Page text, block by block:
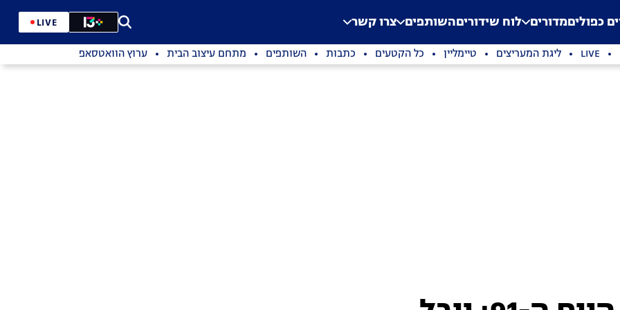
Application error: a
. כפוליםמדורים לוח שידוריםהשותפים צרו קשר LIVE
LIVE ליגת המעריצים טיימליין כל הקטעים כתבות השותפים מתחם עיצוב הבית ערוץ הוואטסאפ